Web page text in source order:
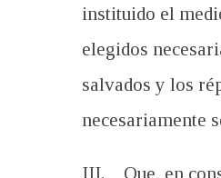
instituido el
elegidos
salvados y los
necesariamente
III. Que, en